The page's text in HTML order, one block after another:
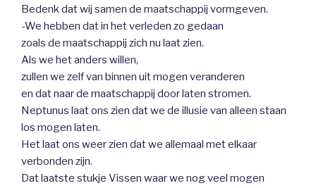
Bedenk dat wij samen de maatschappij vormgeven.
-We hebben dat in het verleden zo gedaan
zoals de maatschappij zich nu laat zien.
Als we het anders willen,
zullen we zelf van binnen uit mogen veranderen
en dat naar de maatschappij door laten stromen.
Neptunus laat ons zien dat we de illusie van alleen staan
los mogen laten.
Het laat ons weer zien dat we allemaal met elkaar
verbonden zijn.
Dat laatste stukje Vissen waar we nog veel mogen